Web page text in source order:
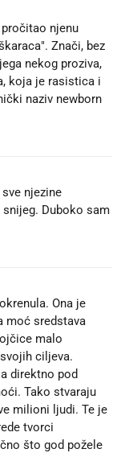
njenu
Znači, bez
nekog proziva,
koja je rasistica i
naziv newborn
njezine
snijeg. Duboko sam
Ona je
moć sredstava
malo
ciljeva.
direktno pod
Tako stvaraju
milioni ljudi. Te je
tvorci
što god požele